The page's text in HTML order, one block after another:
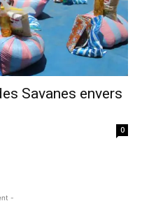
Savanes envers
0
-